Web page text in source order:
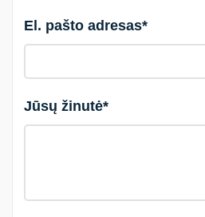
El. pašto adresas*
Jūsų žinutė*